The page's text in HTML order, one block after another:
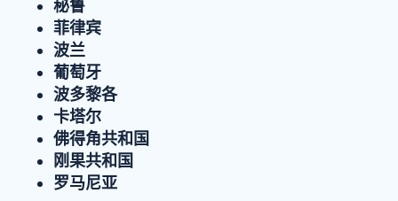
秘鲁
菲律宾
波兰
葡萄牙
波多黎各
卡塔尔
佛得角共和国
刚果共和国
罗马尼亚